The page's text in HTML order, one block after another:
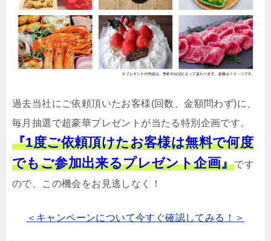
過去当社にご依頼頂いたお客様(回数、金額問わず)に、
毎月抽選で超豪華プレゼントが当たる特別企画です。
『1度ご依頼頂けたお客様は無料で何度
でもご参加出来るプレゼント企画』です
ので、この機会をお見逃しなく！
＜キャンペーンについて今すぐ確認してみる！＞